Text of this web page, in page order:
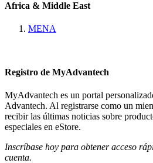
Africa & Middle East
MENA
Registro de MyAdvantech
MyAdvantech es un portal
Advantech. Al registrarse como un
recibir las últimas noticias sobre
especiales en eStore.
Inscríbase hoy para obtener acceso
cuenta.